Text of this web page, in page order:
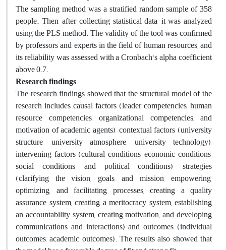
The sampling method was a stratified random sample of 358
people. Then, after collecting statistical data, it was analyzed
using the PLS method. The validity of the tool was confirmed
by professors and experts in the field of human resources, and
its reliability was assessed with a Cronbach's alpha coefficient
above 0.7.
Research findings
The research findings showed that the structural model of the
research includes causal factors (leader competencies, human
resource competencies, organizational competencies, and
motivation of academic agents), contextual factors (university
structure, university atmosphere, university technology),
intervening factors (cultural conditions, economic conditions,
social conditions, and political conditions), strategies
(clarifying the vision, goals, and mission, empowering,
optimizing, and facilitating processes, creating a quality
assurance system, creating a meritocracy system, establishing
an accountability system, creating motivation, and developing
communications and interactions) and outcomes (individual
outcomes, academic outcomes). The results also showed that